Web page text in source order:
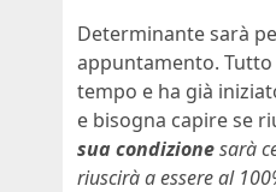
Determinante sarà
appuntamento.
tempo e ha già
e bisogna capire se
sua condizionesarà
riuscirà a essere al